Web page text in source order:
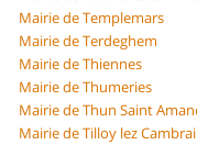
Mairie de Templemars
Mairie de Terdeghem
Mairie de Thiennes
Mairie de Thumeries
Mairie de Thun Saint
Mairie de Tilloy lez Cambrai